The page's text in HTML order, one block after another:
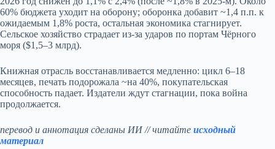
60% бюджета уходит на оборону; оборонка добавит ~1,4 п.п. к
ожидаемым 1,8% роста, остальная экономика стагнирует.
Сельское хозяйство страдает из‑за ударов по портам Чёрного
моря ($1,5–3 млрд).
Книжная отрасль восстанавливается медленно: цикл 6–18
месяцев, печать подорожала ~на 40%, покупательская
способность падает. Издатели ждут стагнации, пока война
продолжается.
перевод и аннотация сделаны ИИ // читайте исходный
материал